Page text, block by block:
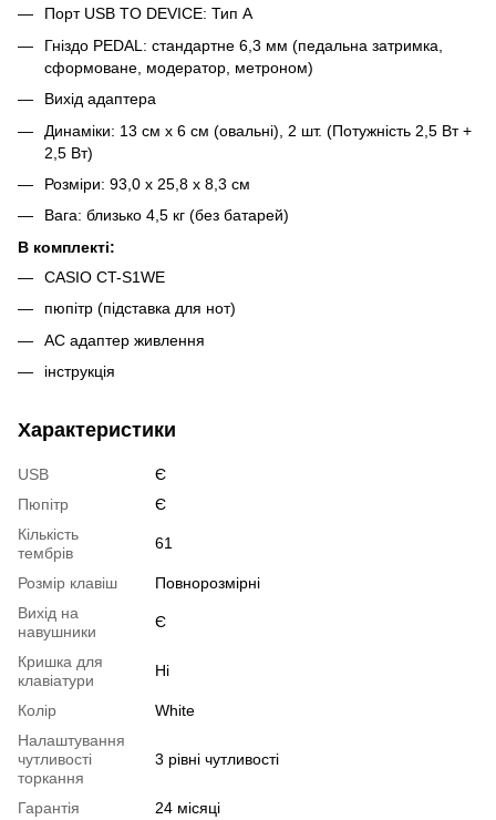
Порт USB TO DEVICE: Тип А
Гніздо PEDAL: стандартне 6,3 мм (педальна затримка,
сформоване, модератор, метроном)
Вихід адаптера
Динаміки: 13 см х 6 см (овальні), 2 шт. (Потужність 2,5 Вт +
2,5 Вт)
Розміри: 93,0 х 25,8 х 8,3 см
Вага: близько 4,5 кг (без батарей)
В комплекті:
CASIO CT-S1WE
пюпітр (підставка для нот)
AC адаптер живлення
інструкція
Характеристики
USB
Є
Пюпітр
Є
Кількість
тембрів
61
Розмір клавіш
Повнорозмірні
Вихід на
навушники
Є
Кришка для
клавіатури
Ні
Колір
White
Налаштування
чутливості
торкання
3 рівні чутливості
Гарантія
24 місяці